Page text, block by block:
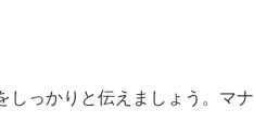
しっかりと伝えましょう。マナ